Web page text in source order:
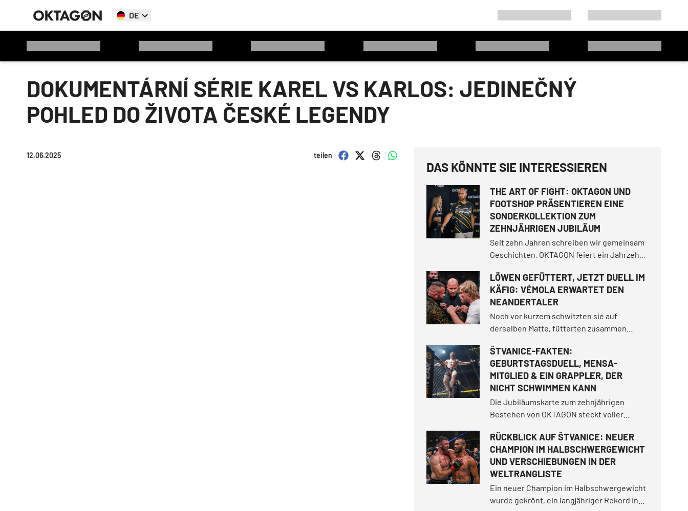
DE
DOKUMENTÁRNÍ SÉRIE KAREL VS KARLOS: JEDINEČNÝ
POHLED DO ŽIVOTA ČESKÉ LEGENDY
12.06.2025 teilen
DAS KÖNNTE SIE INTERESSIEREN
THE ART OF FIGHT: OKTAGON UND
FOOTSHOP PRÄSENTIEREN EINE
SONDERKOLLEKTION ZUM
ZEHNJÄHRIGEN JUBILÄUM
Seit zehn Jahren schreiben wir gemeinsam
Geschichten. OKTAGON feiert ein Jahrzehnt
Kämpfe und Momente, in denen wir unserer
Angst ins Auge geblickt haben.
LÖWEN GEFÜTTERT, JETZT DUELL IM
KÄFIG: VÉMOLA ERWARTET DEN
NEANDERTALER
Noch vor kurzem schwitzten sie auf
derselben Matte, fütterten zusammen
Freunde. Jetzt treffen sie im Käfig
aufeinander. Karlos „Terminator“ Vémola riss
sich im vergangenen Juni die Jahrhundert-
Trilogie unter den Nagel.
ŠTVANICE-FAKTEN:
GEBURTSTAGSDUELL, MENSA-
MITGLIED & EIN GRAPPLER, DER
NICHT SCHWIMMEN KANN
Die Jubiläumskarte zum zehnjährigen
Bestehen von OKTAGON steckt voller
RÜCKBLICK AUF ŠTVANICE: NEUER
CHAMPION IM HALBSCHWERGEWICHT
UND VERSCHIEBUNGEN IN DER
WELTRANGLISTE
Ein neuer Champion im Halbschwergewicht
wurde gekrönt, ein langjähriger Rekord in